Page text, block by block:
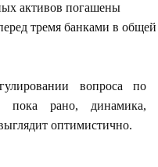
активов погашены
тремя банками в общей
вопроса по
пока рано, динамика,
оптимистично.